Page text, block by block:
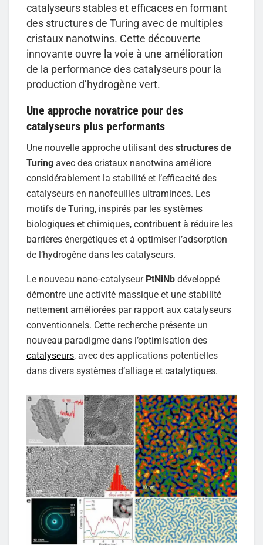
catalyseurs stables et efficaces en formant
des structures de Turing avec de multiples
cristaux nanotwins. Cette découverte
innovante ouvre la voie à une amélioration
de la performance des catalyseurs pour la
production d’hydrogène vert.
Une approche novatrice pour des
catalyseurs plus performants
Une nouvelle approche utilisant des structures de
Turing avec des cristaux nanotwins améliore
considérablement la stabilité et l’efficacité des
catalyseurs en nanofeuilles ultraminces. Les
motifs de Turing, inspirés par les systèmes
biologiques et chimiques, contribuent à réduire les
barrières énergétiques et à optimiser l’adsorption
de l’hydrogène dans les catalyseurs.
Le nouveau nano-catalyseur PtNiNb développé
démontre une activité massique et une stabilité
nettement améliorées par rapport aux catalyseurs
conventionnels. Cette recherche présente un
nouveau paradigme dans l’optimisation des
catalyseurs, avec des applications potentielles
dans divers systèmes d’alliage et catalytiques.